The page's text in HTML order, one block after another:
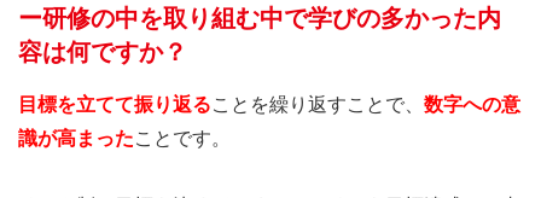
ー研修の中を取り組む中で学びの多かった内
容は何ですか？
目標を立てて振り返ることを繰り返すことで、 数字への意
識が高まったことです。